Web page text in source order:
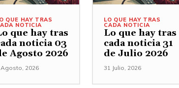
QUE HAY TRAS
NOTICIA
que hay tras
noticia 03
Agosto 2026
2026
LO QUE HAY TRAS
CADA NOTICIA
Lo que hay tras
cada noticia 31
de Julio 2026
31 Julio, 2026